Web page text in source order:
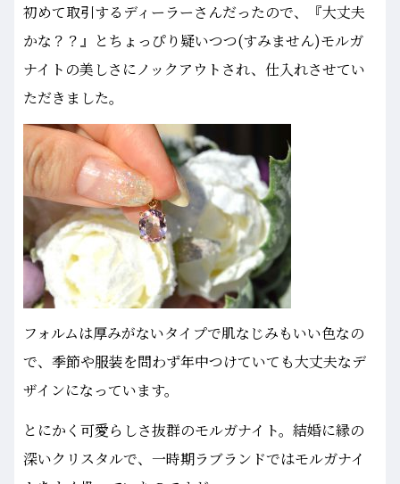
初めて取引するディーラーさんだったので、『大丈夫
かな？？』とちょっぴり疑いつつ(すみません)モルガ
ナイトの美しさにノックアウトされ、仕入れさせてい
ただきました。
フォルムは厚みがないタイプで肌なじみもいい色なの
で、季節や服装を問わず年中つけていても大丈夫なデ
ザインになっています。
とにかく可愛らしさ抜群のモルガナイト。結婚に縁の
深いクリスタルで、一時期ラブランドではモルガナイ